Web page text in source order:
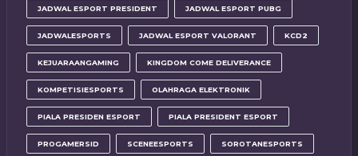
JADWAL ESPORT PRESIDENT JADWAL ESPORT PUBG
JADWALESPORTS JADWAL ESPORT VALORANT KCD2
KEJUARAANGAMING KINGDOM COME DELIVERANCE
KOMPETISIESPORTS OLAHRAGA ELEKTRONIK
PIALA PRESIDEN ESPORT PIALA PRESIDENT ESPORT
PROGAMERSID SCENEESPORTS SOROTANESPORTS